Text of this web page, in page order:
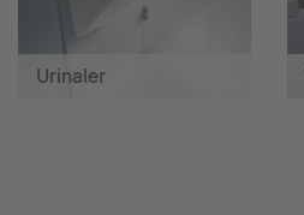
Urinaler